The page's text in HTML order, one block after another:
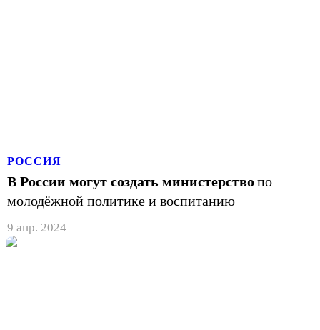
РОССИЯ
В России могут создать министерствопо
молодёжной политике и воспитанию
9 апр. 2024